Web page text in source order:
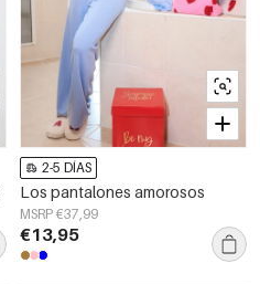
2-5 DÍAS
Los pantalones amorosos
MSRP €37,99
€13,95